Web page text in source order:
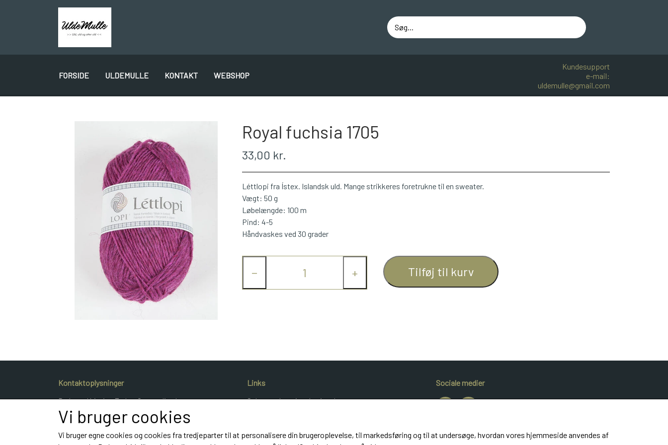
FORSIDE ULDEMULLE KONTAKT WEBSHOP
1 CLASS ÁLAFOSS LOPI EINBAND BOMULD 8/4
Kundesupport
e-mail:
uldemulle@gmail.com
Royal fuchsia 1705
33,00 kr.
Léttlopi fra Ístex. Islandsk uld. Mange strikkeres foretrukne til en sweater.
Vægt: 50 g
Løbelængde: 100 m
Pind: 4-5
Håndvaskes ved 30 grader
− + Tilføj til kurv
Kontaktoplysninger
Dyrlæge Kristina Frahm Gammeljord
Hestvangvej 40
9900 Frederikshavn
Telefon: e-mail:
Links
Salgs- og leveringsbetingelser
UldeMulle
Sociale medier
Vi bruger cookies
Vi bruger egne cookies og cookies fra tredjeparter til at personalisere din brugeroplevelse, til markedsføring og til at undersøge, hvordan vores hjemmeside anvendes af